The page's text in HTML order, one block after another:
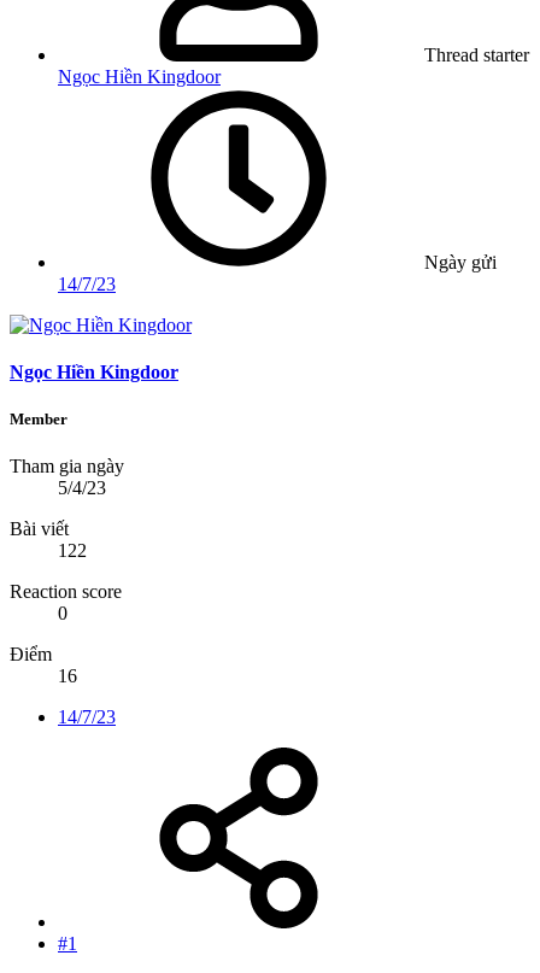
Thread starter
Ngọc Hiền Kingdoor
Ngày gửi
14/7/23
Ngọc Hiền Kingdoor
Member
Tham gia ngày
5/4/23
Bài viết
122
Reaction score
0
Điểm
16
14/7/23
#1